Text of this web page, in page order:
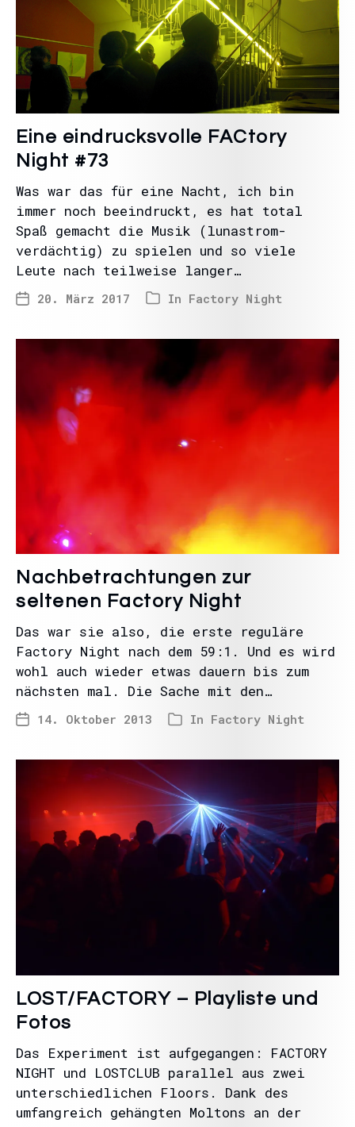
Eine eindrucksvolle FACtory
Night #73
Was war das für eine Nacht, ich bin
immer noch beeindruckt, es hat total
Spaß gemacht die Musik (lunastrom-
verdächtig) zu spielen und so viele
Leute nach teilweise langer…
20. März 2017 In Factory Night
Nachbetrachtungen zur
seltenen Factory Night
Das war sie also, die erste reguläre
Factory Night nach dem 59:1. Und es wird
wohl auch wieder etwas dauern bis zum
nächsten mal. Die Sache mit den…
14. Oktober 2013 In Factory Night
LOST/FACTORY – Playliste und
Fotos
Das Experiment ist aufgegangen: FACTORY
NIGHT und LOSTCLUB parallel aus zwei
unterschiedlichen Floors. Dank des
umfangreich gehängten Moltons an der